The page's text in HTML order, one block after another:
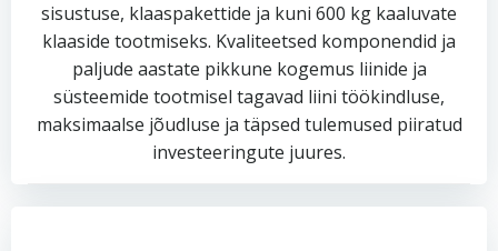
sisustuse, klaaspakettide ja kuni 600 kg kaaluvate
klaaside tootmiseks. Kvaliteetsed komponendid ja
paljude aastate pikkune kogemus liinide ja
süsteemide tootmisel tagavad liini töökindluse,
maksimaalse jõudluse ja täpsed tulemused piiratud
investeeringute juures.